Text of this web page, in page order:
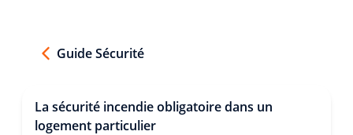
Guide Sécurité
La sécurité incendie obligatoire dans un
logement particulier